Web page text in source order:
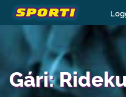
Gári: